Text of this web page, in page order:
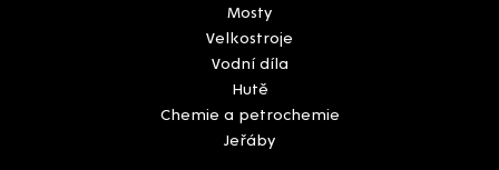
Mosty
Velkostroje
Vodní díla
Hutě
Chemie a petrochemie
Jeřáby